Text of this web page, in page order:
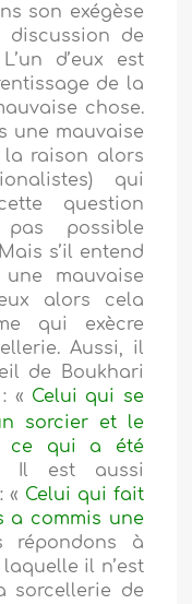
son exégèse
de
d’eux est
de la
chose.
une mauvaise
raison alors
qui
question
pas possible
s’il entend
mauvaise
alors cela
qui exècre
Aussi, il
de Boukhari
« Celui qui se
sorcier et le
ce qui a été
Il est aussi
« Celui qui fait
a commis une
répondons à
il n’est
sorcellerie de